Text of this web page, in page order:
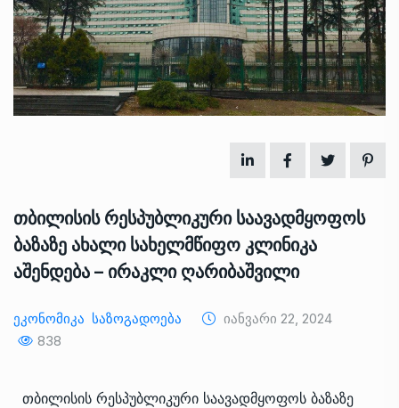
თბილისის რესპუბლიკური საავადმყოფოს
ბაზაზე ახალი სახელმწიფო კლინიკა
აშენდება – ირაკლი ღარიბაშვილი
Ეკონომიკა Საზოგადოება
Იანვარი 22, 2024
838
თბილისის რესპუბლიკური საავადმყოფოს ბაზაზე